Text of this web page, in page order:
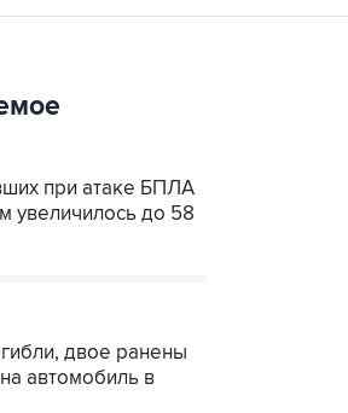
при атаке БПЛА
увеличилось до 58
двое ранены
автомобиль в